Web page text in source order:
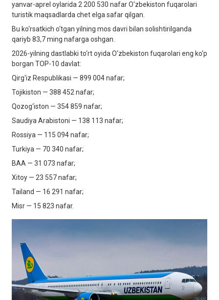
yanvar-aprel oylarida 2 200 530 nafar O‘zbekiston fuqarolari
turistik maqsadlarda chet elga safar qilgan.
Bu ko‘rsatkich o‘tgan yilning mos davri bilan solishtirilganda
qariyb 83,7 ming nafarga oshgan.
2026-yilning dastlabki to‘rt oyida O‘zbekiston fuqarolari eng ko‘p
borgan TOP-10 davlat:
Qirg‘iz Respublikasi — 899 004 nafar;
Tojikiston — 388 452 nafar;
Qozog‘iston — 354 859 nafar;
Saudiya Arabistoni — 138 113 nafar;
Rossiya — 115 094 nafar;
Turkiya — 70 340 nafar;
BAA — 31 073 nafar;
Xitoy — 23 557 nafar;
Tailand — 16 291 nafar;
Misr — 15 823 nafar.